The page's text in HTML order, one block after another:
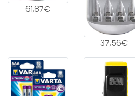
61,87€
37,56€